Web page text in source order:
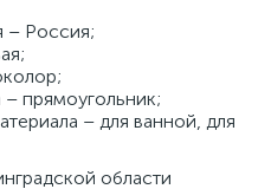
– Россия;
прямоугольник;
– для ванной, для
области